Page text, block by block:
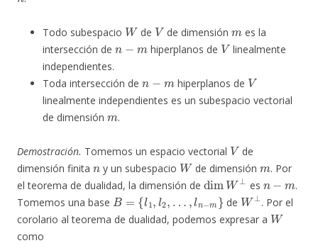
Todo subespacio de de dimensión
es la
intersección de
n −m
hiperplanos de
V
linealmente
independientes.
Toda intersección de
hiperplanos de
linealmente independientes es un subespacio vectorial
de dimensión
m
.
Demostración. Tomemos un espacio vectorial
de
dimensión finita
n
y un subespacio
W
de dimensión
. Por
el teorema de dualidad, la dimensión de
dimW⊥
es
n−m
.
Tomemos una base
B= {l 1,l2,…,ln− m }
de
W⊥
. Por el
corolario al teorema de dualidad, podemos expresar a
W
como